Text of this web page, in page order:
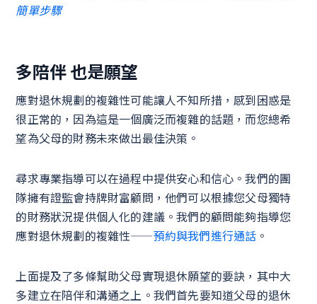
簡單步驟
多陪伴 也是願望
應對退休規劃的複雜性可能讓人不知所措，感到困惑是
很正常的，因為這是一個廣泛而複雜的話題，而您總希
望為父母的財務未來做出最佳決策。
尋求專業指導可以在過程中提供安心和信心。我們的團
隊擁有證監會持牌財富顧問，他們可以根據您父母獨特
的財務狀況提供個人化的建議。我們的顧問能夠指導您
應對退休規劃的複雜性——預約與我們進行通話 。
上面提及了多條幫助父母實現退休願望的要訣，其中大
多建立在陪伴和溝通之上。我們首先要知道父母的退休